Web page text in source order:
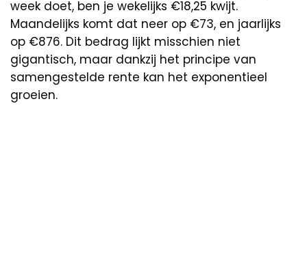
week doet, ben je wekelijks €18,25 kwijt.
Maandelijks komt dat neer op €73, en jaarlijks
op €876. Dit bedrag lijkt misschien niet
gigantisch, maar dankzij het principe van
samengestelde rente kan het exponentieel
groeien.